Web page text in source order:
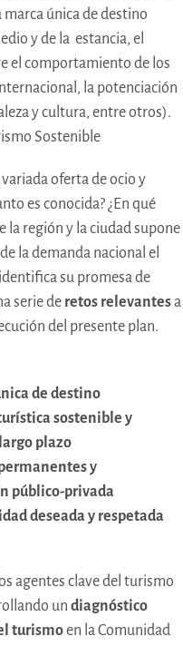
única de destino
y de la estancia, el
el comportamiento de los
la potenciación
y cultura, entre otros).
oferta de ocio y
es conocida? ¿En qué
la región y la ciudad supone
la demanda nacional el
su promesa de
serie de retos relevantesa
del presente plan.
de destino
sostenible y
plazo
y
público-privada
deseada y respetada
agentes clave del turismo
un diagnóstico
turismoen la Comunidad